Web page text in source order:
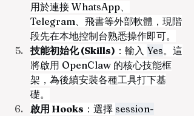
用於連接 WhatsApp、
Telegram、飛書等外部軟體，現階
段先在本地控制台熟悉操作即可。
技能初始化 (Skills) ：輸入 Yes。這
將啟用 OpenClaw 的核心技能框
架，為後續安裝各種工具打下基
礎。
啟用 Hooks ：選擇 session-